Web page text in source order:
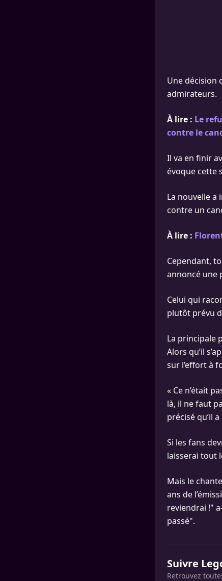
Une décision
admirateurs.
À lire : Le
contre le
Il va en finir
évoque cette
La nouvelle a
contre un
À lire :
Cependant,
annoncé une
Celui qui
plutôt prévu
La principale
Alors qu’il
sur l’effort à
« Ce n’était
là, il ne faut
précisé qu’il
Si les fans
laisserai tout
Mais le
ans de
reviendrai !"
passé".
Suivre
Retrouvez